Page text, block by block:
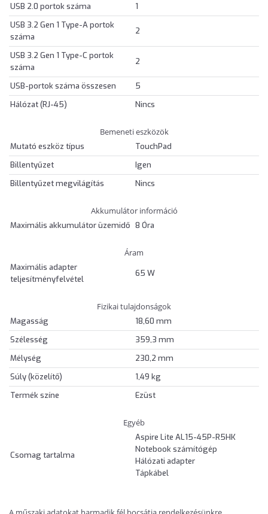
USB 2.0 portok száma
1
USB 3.2 Gen 1 Type-A portok
száma
2
USB 3.2 Gen 1 Type-C portok
száma
2
USB-portok száma összesen
5
Hálózat (RJ-45)
Nincs
Bemeneti eszközök
Mutató eszköz típus
TouchPad
Billentyűzet
Igen
Billentyűzet megvilágítás
Nincs
Akkumulátor információ
Maximális akkumulátor üzemidő 8 Óra
Áram
Maximális adapter
teljesítményfelvétel
65 W
Fizikai tulajdonságok
Magasság
18,60 mm
Szélesség
359,3 mm
Mélység
230,2 mm
Súly (közelítő)
1,49 kg
Termék színe
Ezüst
Egyéb
Csomag tartalma
Aspire Lite AL15-45P-R5HK
Notebook számítógép
Hálózati adapter
Tápkábel